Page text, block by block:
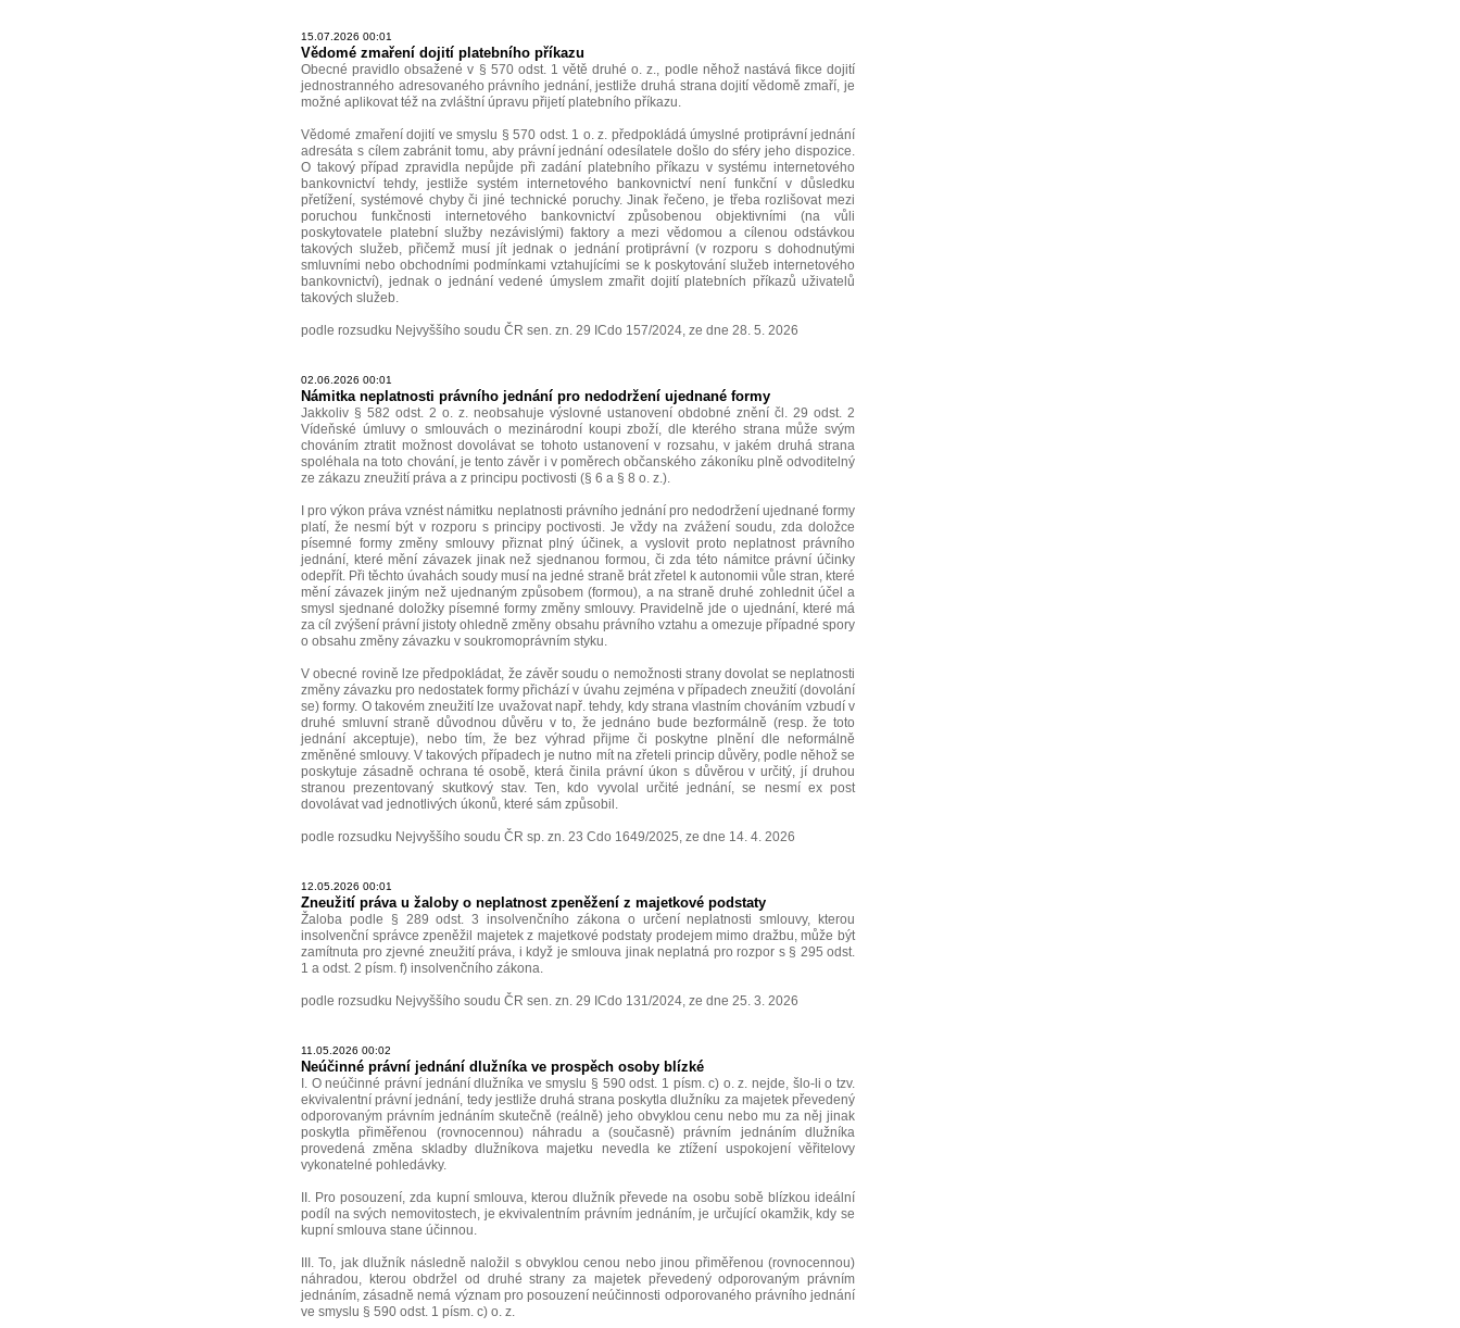
15.07.2026 00:01
Vědomé zmaření dojití platebního příkazu
Obecné pravidlo obsažené v § 570 odst. 1 větě druhé o. z., podle něhož nastává fikce dojití
jednostranného adresovaného právního jednání, jestliže druhá strana dojití vědomě zmaří, je
možné aplikovat též na zvláštní úpravu přijetí platebního příkazu.
Vědomé zmaření dojití ve smyslu § 570 odst. 1 o. z. předpokládá úmyslné protiprávní jednání
adresáta s cílem zabránit tomu, aby právní jednání odesílatele došlo do sféry jeho dispozice.
O takový případ zpravidla nepůjde při zadání platebního příkazu v systému internetového
bankovnictví tehdy, jestliže systém internetového bankovnictví není funkční v důsledku
přetížení, systémové chyby či jiné technické poruchy. Jinak řečeno, je třeba rozlišovat mezi
poruchou funkčnosti internetového bankovnictví způsobenou objektivními (na vůli
poskytovatele platební služby nezávislými) faktory a mezi vědomou a cílenou odstávkou
takových služeb, přičemž musí jít jednak o jednání protiprávní (v rozporu s dohodnutými
smluvními nebo obchodními podmínkami vztahujícími se k poskytování služeb internetového
bankovnictví), jednak o jednání vedené úmyslem zmařit dojití platebních příkazů uživatelů
takových služeb.
podle rozsudku Nejvyššího soudu ČR sen. zn. 29 ICdo 157/2024, ze dne 28. 5. 2026
02.06.2026 00:01
Námitka neplatnosti právního jednání pro nedodržení ujednané formy
Jakkoliv § 582 odst. 2 o. z. neobsahuje výslovné ustanovení obdobné znění čl. 29 odst. 2
Vídeňské úmluvy o smlouvách o mezinárodní koupi zboží, dle kterého strana může svým
chováním ztratit možnost dovolávat se tohoto ustanovení v rozsahu, v jakém druhá strana
spoléhala na toto chování, je tento závěr i v poměrech občanského zákoníku plně odvoditelný
ze zákazu zneužití práva a z principu poctivosti (§ 6 a § 8 o. z.).
I pro výkon práva vznést námitku neplatnosti právního jednání pro nedodržení ujednané formy
platí, že nesmí být v rozporu s principy poctivosti. Je vždy na zvážení soudu, zda doložce
písemné formy změny smlouvy přiznat plný účinek, a vyslovit proto neplatnost právního
jednání, které mění závazek jinak než sjednanou formou, či zda této námitce právní účinky
odepřít. Při těchto úvahách soudy musí na jedné straně brát zřetel k autonomii vůle stran, které
mění závazek jiným než ujednaným způsobem (formou), a na straně druhé zohlednit účel a
smysl sjednané doložky písemné formy změny smlouvy. Pravidelně jde o ujednání, které má
za cíl zvýšení právní jistoty ohledně změny obsahu právního vztahu a omezuje případné spory
o obsahu změny závazku v soukromoprávním styku.
V obecné rovině lze předpokládat, že závěr soudu o nemožnosti strany dovolat se neplatnosti
změny závazku pro nedostatek formy přichází v úvahu zejména v případech zneužití (dovolání
se) formy. O takovém zneužití lze uvažovat např. tehdy, kdy strana vlastním chováním vzbudí v
druhé smluvní straně důvodnou důvěru v to, že jednáno bude bezformálně (resp. že toto
jednání akceptuje), nebo tím, že bez výhrad přijme či poskytne plnění dle neformálně
změněné smlouvy. V takových případech je nutno mít na zřeteli princip důvěry, podle něhož se
poskytuje zásadně ochrana té osobě, která činila právní úkon s důvěrou v určitý, jí druhou
stranou prezentovaný skutkový stav. Ten, kdo vyvolal určité jednání, se nesmí ex post
dovolávat vad jednotlivých úkonů, které sám způsobil.
podle rozsudku Nejvyššího soudu ČR sp. zn. 23 Cdo 1649/2025, ze dne 14. 4. 2026
12.05.2026 00:01
Zneužití práva u žaloby o neplatnost zpeněžení z majetkové podstaty
Žaloba podle § 289 odst. 3 insolvenčního zákona o určení neplatnosti smlouvy, kterou
insolvenční správce zpeněžil majetek z majetkové podstaty prodejem mimo dražbu, může být
zamítnuta pro zjevné zneužití práva, i když je smlouva jinak neplatná pro rozpor s § 295 odst.
1 a odst. 2 písm. f) insolvenčního zákona.
podle rozsudku Nejvyššího soudu ČR sen. zn. 29 ICdo 131/2024, ze dne 25. 3. 2026
11.05.2026 00:02
Neúčinné právní jednání dlužníka ve prospěch osoby blízké
I. O neúčinné právní jednání dlužníka ve smyslu § 590 odst. 1 písm. c) o. z. nejde, šlo-li o tzv.
ekvivalentní právní jednání, tedy jestliže druhá strana poskytla dlužníku za majetek převedený
odporovaným právním jednáním skutečně (reálně) jeho obvyklou cenu nebo mu za něj jinak
poskytla přiměřenou (rovnocennou) náhradu a (současně) právním jednáním dlužníka
provedená změna skladby dlužníkova majetku nevedla ke ztížení uspokojení věřitelovy
vykonatelné pohledávky.
II. Pro posouzení, zda kupní smlouva, kterou dlužník převede na osobu sobě blízkou ideální
podíl na svých nemovitostech, je ekvivalentním právním jednáním, je určující okamžik, kdy se
kupní smlouva stane účinnou.
III. To, jak dlužník následně naložil s obvyklou cenou nebo jinou přiměřenou (rovnocennou)
náhradou, kterou obdržel od druhé strany za majetek převedený odporovaným právním
jednáním, zásadně nemá význam pro posouzení neúčinnosti odporovaného právního jednání
ve smyslu § 590 odst. 1 písm. c) o. z.